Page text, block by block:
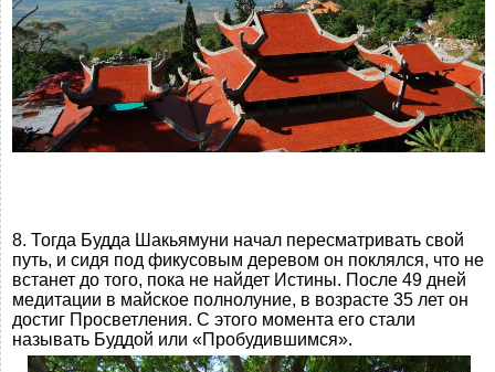
8. Тогда Будда Шакьямуни начал пересматривать свой
путь, и сидя под фикусовым деревом он поклялся, что не
встанет до того, пока не найдет Истины. После 49 дней
медитации в майское полнолуние, в возрасте 35 лет он
достиг Просветления. С этого момента его стали
называть Буддой или «Пробудившимся».